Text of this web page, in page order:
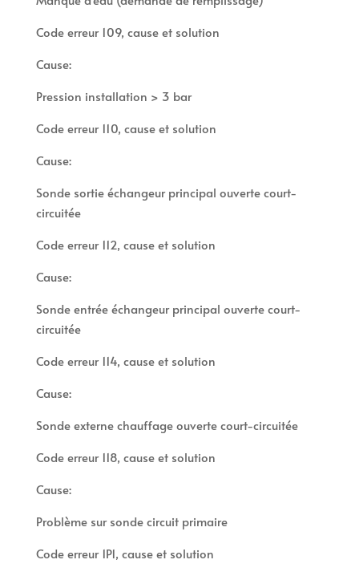
Code erreur 109, cause et solution
Cause:
Pression installation > 3 bar
Code erreur 110, cause et solution
Cause:
Sonde sortie échangeur principal ouverte court-
circuitée
Code erreur 112, cause et solution
Cause:
Sonde entrée échangeur principal ouverte court-
circuitée
Code erreur 114, cause et solution
Cause:
Sonde externe chauffage ouverte court-circuitée
Code erreur 118, cause et solution
Cause:
Problème sur sonde circuit primaire
Code erreur 1P1, cause et solution